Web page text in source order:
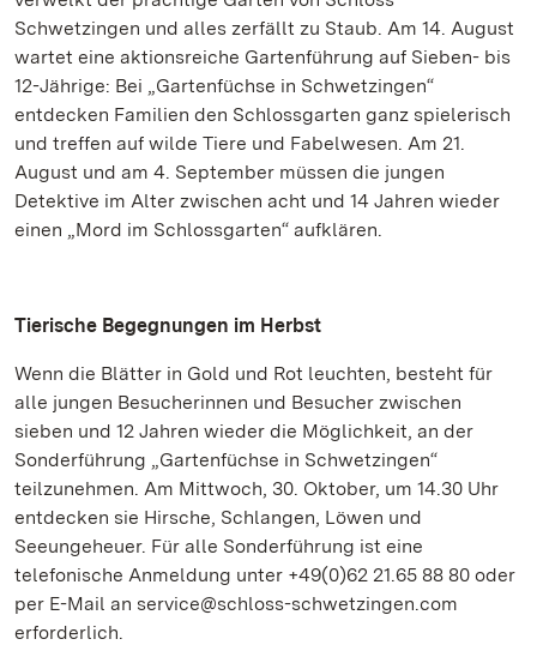
Schwetzingen und alles zerfällt zu Staub. Am 14. August
wartet eine aktionsreiche Gartenführung auf Sieben- bis
12-Jährige: Bei „Gartenfüchse in Schwetzingen“
entdecken Familien den Schlossgarten ganz spielerisch
und treffen auf wilde Tiere und Fabelwesen. Am 21.
August und am 4. September müssen die jungen
Detektive im Alter zwischen acht und 14 Jahren wieder
einen „Mord im Schlossgarten“ aufklären.
Tierische Begegnungen im Herbst
Wenn die Blätter in Gold und Rot leuchten, besteht für
alle jungen Besucherinnen und Besucher zwischen
sieben und 12 Jahren wieder die Möglichkeit, an der
Sonderführung „Gartenfüchse in Schwetzingen“
teilzunehmen. Am Mittwoch, 30. Oktober, um 14.30 Uhr
entdecken sie Hirsche, Schlangen, Löwen und
Seeungeheuer. Für alle Sonderführung ist eine
telefonische Anmeldung unter +49(0)62 21.65 88 80 oder
per E-Mail an service@schloss-schwetzingen.com
erforderlich.